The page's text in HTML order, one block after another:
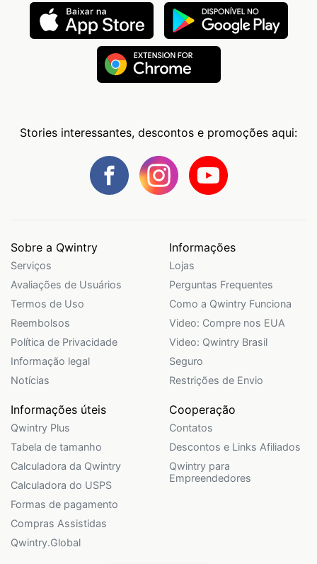
Stories interessantes, descontos e promoções aqui:
Sobre a Qwintry
Serviços
Avaliações de Usuários
Termos de Uso
Reembolsos
Política de Privacidade
Informação legal
Notícias
Informações
Lojas
Perguntas Frequentes
Como a Qwintry Funciona
Video: Compre nos EUA
Video: Qwintry Brasil
Seguro
Restrições de Envio
Informações úteis
Qwintry Plus
Tabela de tamanho
Calculadora da Qwintry
Calculadora do USPS
Formas de pagamento
Compras Assistidas
Qwintry.Global
Cooperação
Contatos
Descontos e Links Afiliados
Qwintry para
Empreendedores